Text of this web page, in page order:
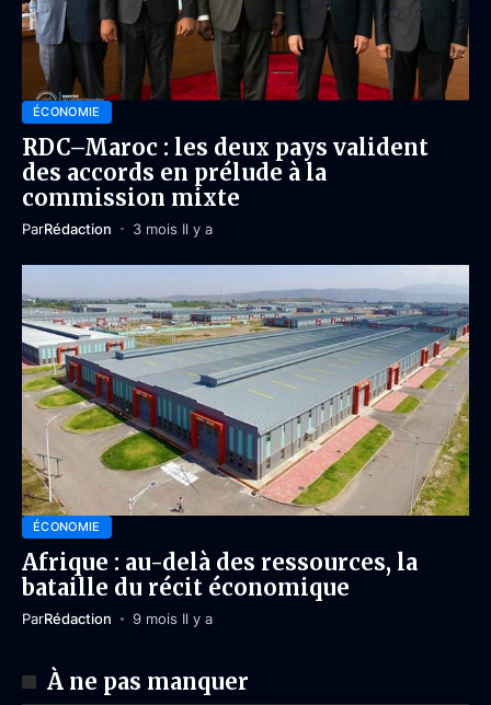
ÉCONOMIE
RDC–Maroc : les deux pays valident
des accords en prélude à la
commission mixte
ParRédaction 3 mois Il y a
ÉCONOMIE
Afrique : au-delà des ressources, la
bataille du récit économique
ParRédaction 9 mois Il y a
À ne pas manquer